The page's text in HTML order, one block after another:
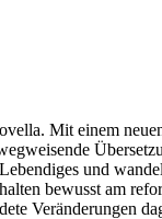
Mit einem
und
bewusst am
Veränderungen